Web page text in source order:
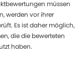
müssen
werden vor ihrer
Es ist daher möglich,
die die bewerteten
haben.